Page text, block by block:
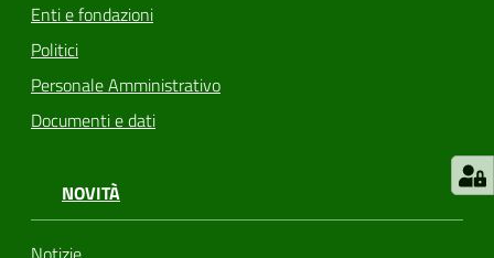
Enti e fondazioni
Politici
Personale Amministrativo
Documenti e dati
NOVITÀ